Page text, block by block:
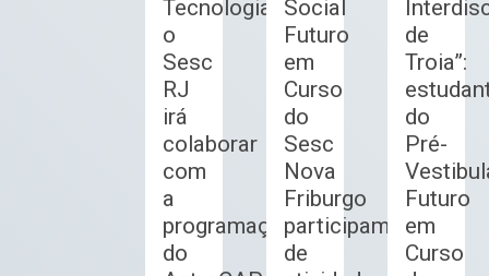
Tecnologia,
o
Sesc
RJ
irá
colaborar
com
a
programação
do
Social
Futuro
em
Curso
do
Sesc
Nova
Friburgo
participam
de
de
Troia”:
do
Pré-
Futuro
em
Curso